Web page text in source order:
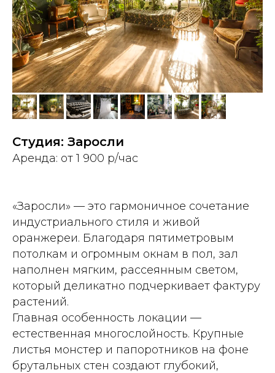
Студия: Заросли
Аренда: от 1 900 р/час
«Заросли» — это гармоничное сочетание
индустриального стиля и живой
оранжереи. Благодаря пятиметровым
потолкам и огромным окнам в пол, зал
наполнен мягким, рассеянным светом,
который деликатно подчеркивает фактуру
растений.
Главная особенность локации —
естественная многослойность. Крупные
листья монстер и папоротников на фоне
брутальных стен создают глубокий,